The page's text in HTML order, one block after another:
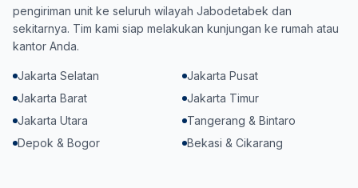
pengiriman unit ke seluruh wilayah Jabodetabek dan
sekitarnya. Tim kami siap melakukan kunjungan ke rumah atau
kantor Anda.
Jakarta Selatan
Jakarta Pusat
Jakarta Barat
Jakarta Timur
Jakarta Utara
Tangerang & Bintaro
Depok & Bogor
Bekasi & Cikarang